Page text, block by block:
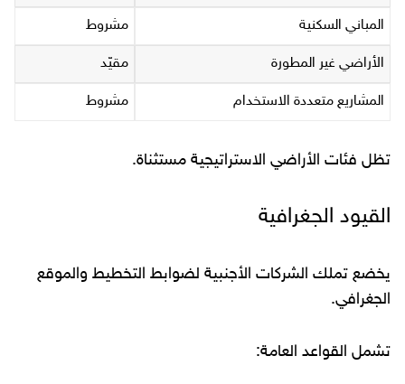
المباني السكنية مشروط
الأراضي غير المطورة مقيّد
المشاريع متعددة الاستخدام مشروط
تظل فئات الأراضي الاستراتيجية مستثناة.
القيود الجغرافية
يخضع تملك الشركات الأجنبية لضوابط التخطيط والموقع
الجغرافي.
تشمل القواعد العامة: